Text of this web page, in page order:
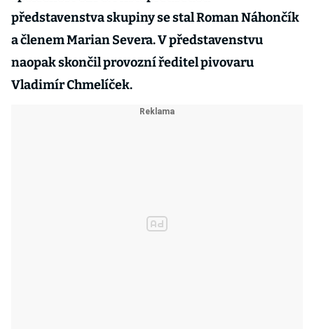
představenstva skupiny se stal Roman Náhončík
a členem Marian Severa. V představenstvu
naopak skončil provozní ředitel pivovaru
Vladimír Chmelíček.